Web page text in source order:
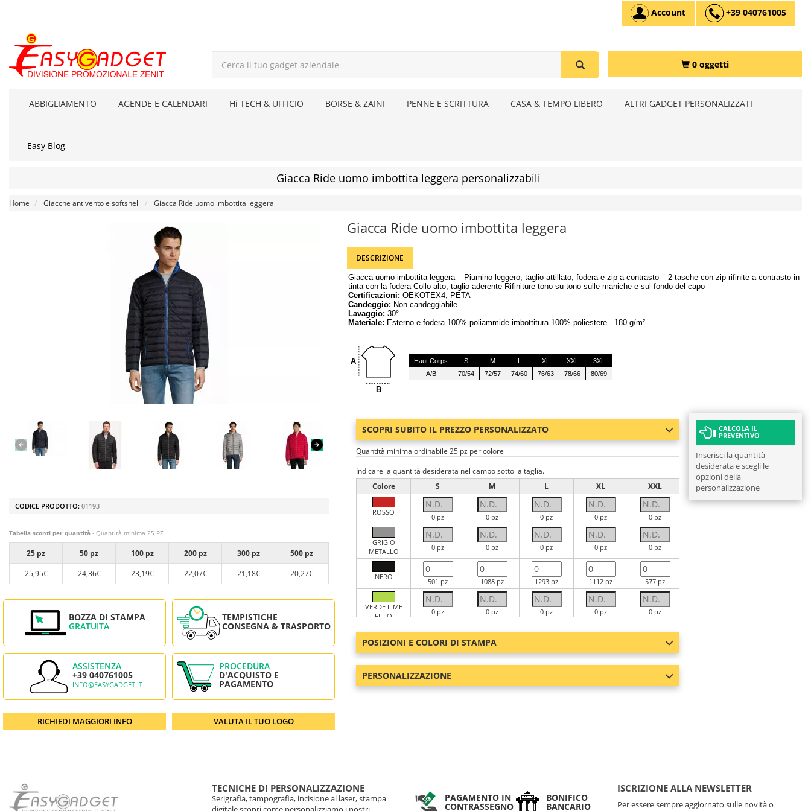
Account +39 040761005
0 oggetti
ABBIGLIAMENTO AGENDE E CALENDARI Hi TECH & UFFICIO BORSE & ZAINI PENNE E SCRITTURA CASA & TEMPO LIBERO ALTRI GADGET PERSONALIZZATI
Easy Blog
Giacca Ride uomo imbottita leggera personalizzabili
Home Giacche antivento e softshell Giacca Ride uomo imbottita leggera
CODICE PRODOTTO: 01193
Tabella sconti per quantità - Quantità minima 25 PZ
25 pz 50 pz 100 pz 200 pz 300 pz
500 pz
25,95€
24,36€ 23,19€ 22,07€ 21,18€ 20,27€
BOZZA DI STAMPA
GRATUITA
TEMPISTICHE
CONSEGNA & TRASPORTO
ASSISTENZA
+39 040761005
INFO@EASYGADGET.IT
PROCEDURA
D'ACQUISTO E
PAGAMENTO
RICHIEDI MAGGIORI INFO VALUTA IL TUO LOGO
Giacca Ride uomo imbottita leggera
DESCRIZIONE
Giacca uomo imbottita leggera – Piumino leggero, taglio attillato, fodera e zip a contrasto – 2 tasche con zip rifinite a contrasto in
tinta con la fodera Collo alto, taglio aderente Rifiniture tono su tono sulle maniche e sul fondo del capo
Certificazioni: OEKOTEX4, PETA
Candeggio: Non candeggiabile
Lavaggio: 30°
Materiale: Esterno e fodera 100% poliammide imbottitura 100% poliestere - 180 g/m²
A
B
Haut Corps S M L XL XXL
3XL
A/B
70/54 72/57 74/60 76/63 78/66 80/69
SCOPRI SUBITO IL PREZZO PERSONALIZZATO
Quantità minima ordinabile 25 pz per colore
Indicare la quantità desiderata nel campo sotto la taglia.
Colore
S M L XL XXL 3XL
ROSSO
0 pz 0 pz 0 pz 0 pz 0 pz
GRIGIO
METALLO
0 pz 0 pz 0 pz 0 pz 0 pz
NERO
501 pz 1088 pz 1293 pz 1112 pz 577 pz
VERDE LIME
FLUO
0 pz 0 pz 0 pz 0 pz 0 pz
BLU NAVY
565 pz 2020 pz
POSIZIONI E COLORI DI STAMPA
PERSONALIZZAZIONE
CALCOLA IL
PREVENTIVO
Inserisci la quantità
desiderata e scegli le
opzioni della
personalizzazione
TECNICHE DI PERSONALIZZAZIONE
Serigrafia, tampografia, incisione al laser, stampa
PAGAMENTO IN
CONTRASSEGNO
BONIFICO
BANCARIO
ISCRIZIONE ALLA NEWSLETTER
Per essere sempre aggiornato sulle novità o